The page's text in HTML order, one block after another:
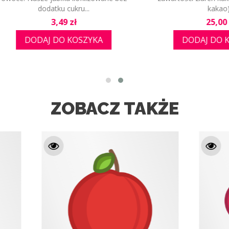
kakao)...
DODAJ DO KOSZYKA
słodki, delikatny i...
DODAJ DO
ZOBACZ TAKŻE